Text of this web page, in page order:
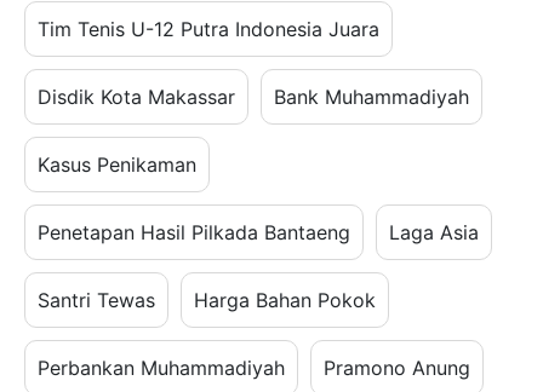
Tim Tenis U-12 Putra Indonesia Juara
Disdik Kota Makassar Bank Muhammadiyah
Kasus Penikaman
Penetapan Hasil Pilkada Bantaeng Laga Asia
Santri Tewas Harga Bahan Pokok
Perbankan Muhammadiyah Pramono Anung